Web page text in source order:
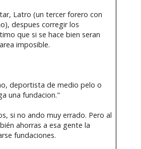
Latro (un tercer forero con
despues corregir los
que si se hace bien seran
imposible.
deportista de medio pelo o
una fundacion."
si no ando muy errado. Pero al
ahorras a esa gente la
fundaciones.